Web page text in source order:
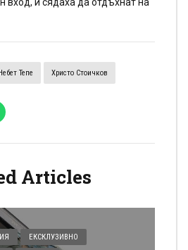
Небет Тепе Христо Стоичков
Articles
ЕКСКЛУЗИВНО